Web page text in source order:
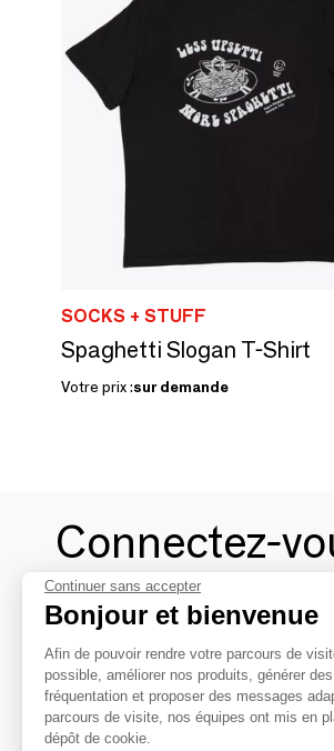
SOCKS + STUFF
Spaghetti Slogan T-Shirt
Votre prix :sur demande
Connectez-
contacter les
Afin de profiter au mieux de
avec vos marques préférées,
Continuer sans accepter
Bonjour et bienvenue
Afin de pouvoir rendre votre parcours de
possible, améliorer nos produits, générer
fréquentation et proposer des messages
parcours de visite, nos équipes ont mis en
dépôt de cookie.